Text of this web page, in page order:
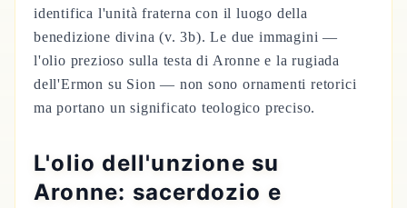
identifica l'unità fraterna con il luogo della
benedizione divina (v. 3b). Le due immagini —
l'olio prezioso sulla testa di Aronne e la rugiada
dell'Ermon su Sion — non sono ornamenti retorici
ma portano un significato teologico preciso.
L'olio dell'unzione su
Aronne: sacerdozio e